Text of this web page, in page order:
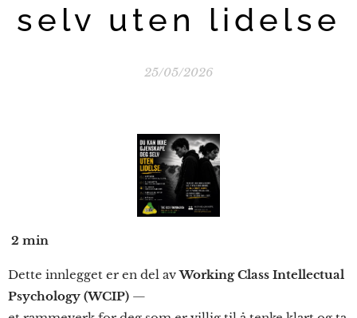
selv uten lidelse
25/05/2026
2 min
Dette innlegget er en del avWorking Class Intellectual
Psychology (WCIP) —